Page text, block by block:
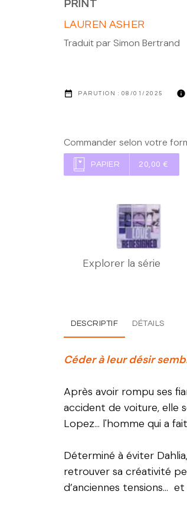
PRINT
LAUREN ASHER
Traduit par Simon Bertrand
date_range PARUTION : 08/01/2025 info
Commander selon votre
PAPIER 20,00 €
Explorer la série
DESCRIPTIF DÉTAILS
Céder à leur désir
Après avoir rompu ses
accident de voiture, elle
Lopez... l'homme qui a
Déterminé à éviter
retrouver sa créativité
d’anciennes tensions…